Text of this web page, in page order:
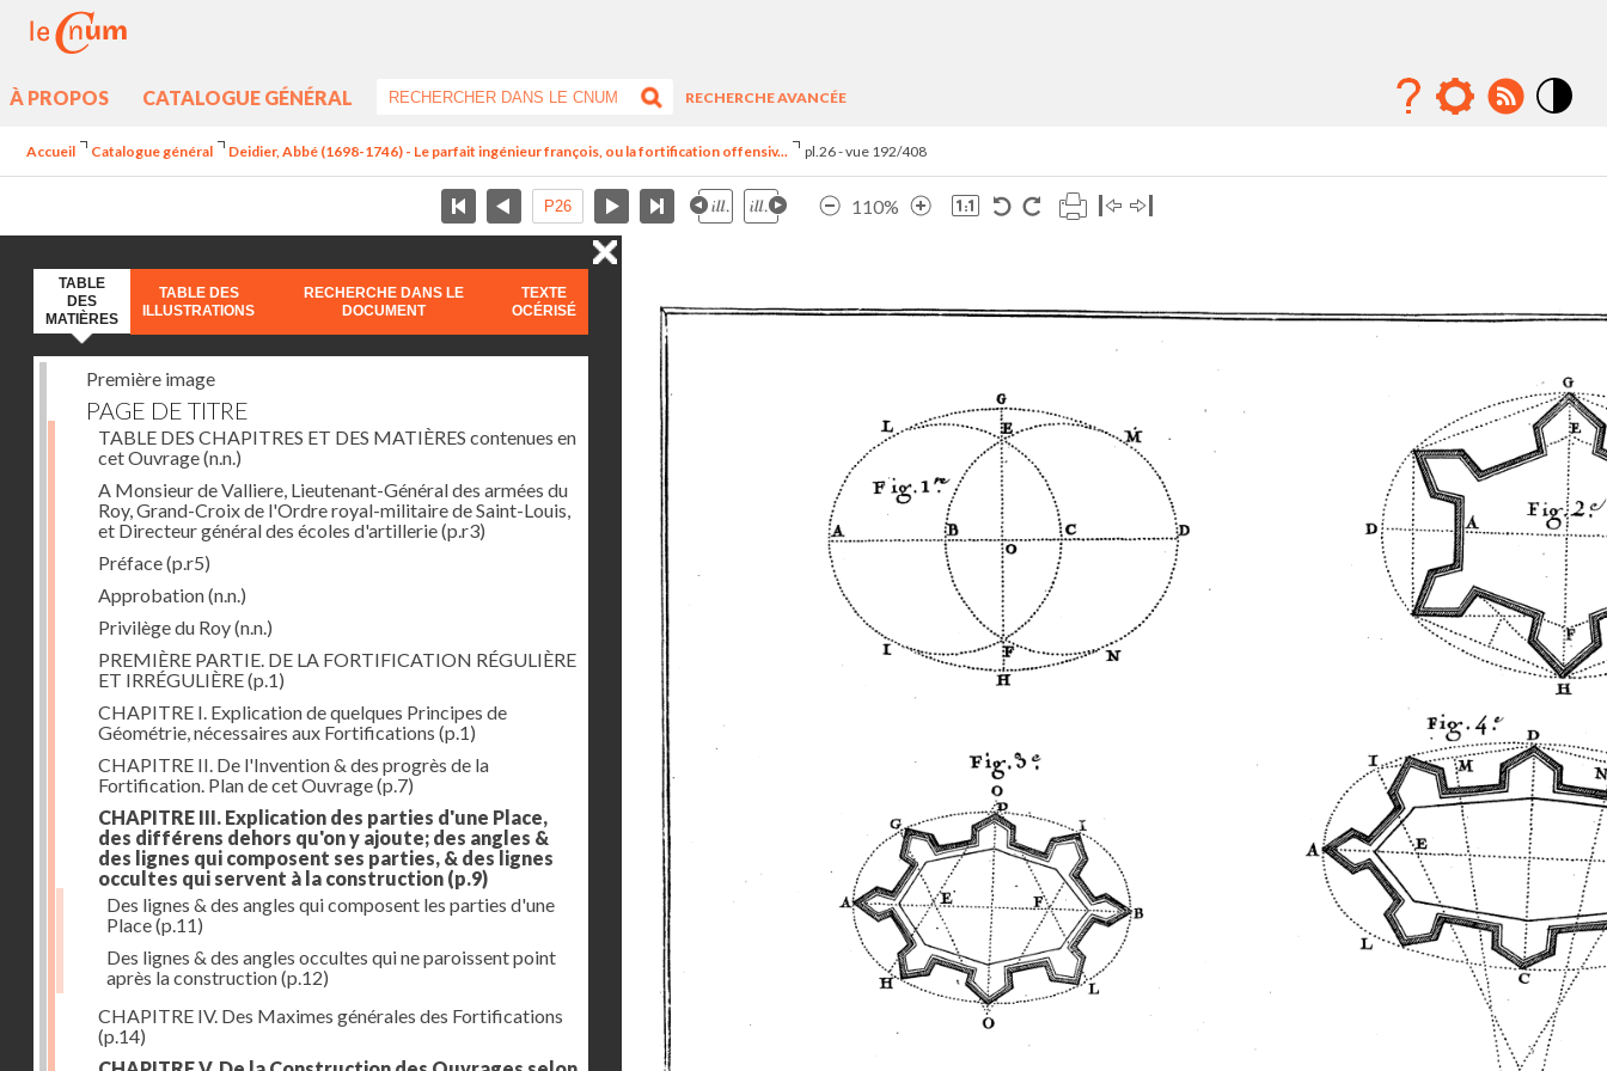
À PROPOS CATALOGUE GÉNÉRAL
RECHERCHE AVANCÉE
Accueil Catalogue général Deidier, Abbé (1698-1746) - Le parfait ingénieur françois, ou la fortification offensiv... pl.26 - vue 192/408
110%
TABLE
DES
MATIÈRES
TABLE DES
ILLUSTRATIONS
RECHERCHE DANS LE
DOCUMENT
TEXTE
OCÉRISÉ
Première image
PAGE DE TITRE
TABLE DES CHAPITRES ET DES MATIÈRES contenues en
cet Ouvrage(n.n.)
A Monsieur de Valliere, Lieutenant-Général des armées du
Roy, Grand-Croix de l'Ordre royal-militaire de Saint-Louis,
et Directeur général des écoles d'artillerie(p.r3)
Préface(p.r5)
Approbation(n.n.)
Privilège du Roy(n.n.)
PREMIÈRE PARTIE. DE LA FORTIFICATION RÉGULIÈRE
ET IRRÉGULIÈRE(p.1)
CHAPITRE I. Explication de quelques Principes de
Géométrie, nécessaires aux Fortifications (p.1)
CHAPITRE II. De l'Invention & des progrès de la
Fortification. Plan de cet Ouvrage(p.7)
CHAPITRE III. Explication des parties d'une Place,
des différens dehors qu'on y ajoute; des angles &
des lignes qui composent ses parties, & des lignes
occultes qui servent à la construction (p.9)
Des lignes & des angles qui composent les parties d'une
Place(p.11)
Des lignes & des angles occultes qui ne paroissent point
après la construction(p.12)
CHAPITRE IV. Des Maximes générales des Fortifications
(p.14)